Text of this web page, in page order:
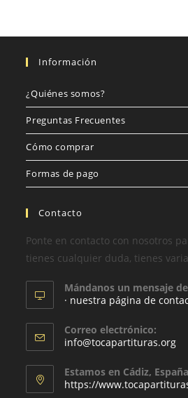
Información
¿Quiénes somos?
Preguntas Frecuentes
Cómo comprar
Formas de pago
Contacto
Ponte en contacto con nosotros
tienes cualquier duda, tienes
Mándanos un mensaje
· nuestra página de
Correo electrónico:
info@tocapartituras.org
Estamos en Cádiz, España
https://